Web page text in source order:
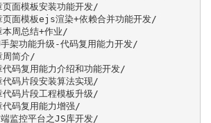
面模板安装功能开发/
面模板ejs渲染+依赖合并功能开发/
周总结+作业/
架功能升级-代码复用能力开发/
周简介/
码复用能力介绍和功能开发/
码片段安装算法实现/
码片段工程模板升级/
码复用能力增强/
监控平台之JS库开发/